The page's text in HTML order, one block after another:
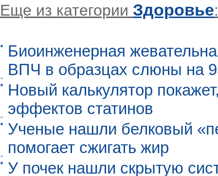
Еще из категории Здоровье:
Биоинженерная
ВПЧ в образцах слюны на
Новый калькулятор
эффектов статинов
Ученые нашли белковый
помогает сжигать жир
У почек нашли скрытую